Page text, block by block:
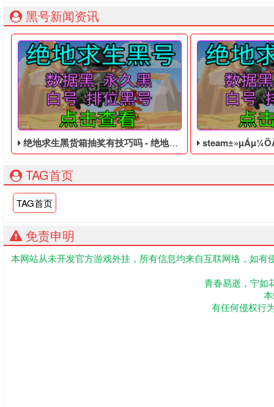
相信很多玩家都知道《绝地求生黑号​》有这样的皮肤，很久
绝地求生手游版
黑号新闻资讯
绝地求生黑货箱抽奖有技巧吗 - 绝地求生便宜的皮肤白号
TAG首页
TAG首页
免责申明
本网站从未开发官方游戏外挂，所有信息均来自互联网络，如
青春易逝，宁如
有任何侵权行